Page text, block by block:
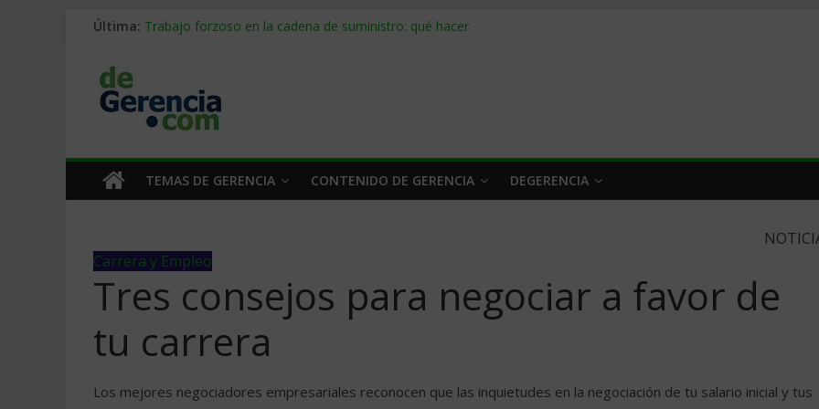
Última: Trabajo forzoso en la cadena de suministro: qué hacer
Despido silencioso: qué es y por qué sale tan caro
IA en selección de personal: cómo auditarla a tiempo
TEMAS DE GERENCIA CONTENIDO DE GERENCIA DEGERENCIA
Carrera y Empleo
Tres consejos para negociar a favor de
tu carrera
Los mejores negociadores empresariales reconocen que las inquietudes en la negociación de tu salario inicial y tus